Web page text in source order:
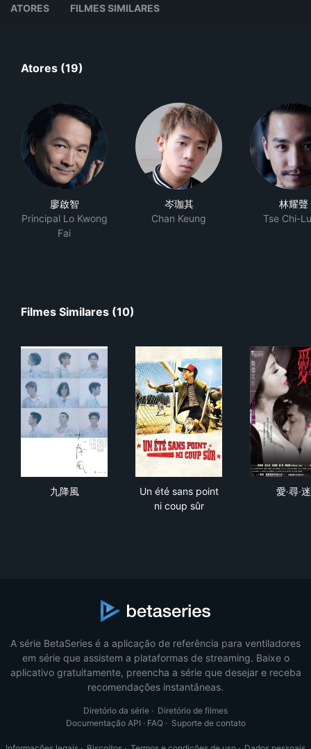
ATORES FILMES SIMILARES
Atores (19)
廖啟智
Principal Lo Kwong
Fai
岑珈其
Chan Keung
林耀聲
Tse Chi-
Filmes Similares (10)
九降風
Un été sans point
ni coup sûr
愛‧尋‧迷
A série BetaSeries é a aplicação de referência para ventiladores
em série que assistem a plataformas de streaming. Baixe o
aplicativo gratuitamente, preencha a série que desejar e receba
recomendações instantâneas.
Diretório da série · Diretório de filmes
Documentação API · FAQ· Suporte de contato